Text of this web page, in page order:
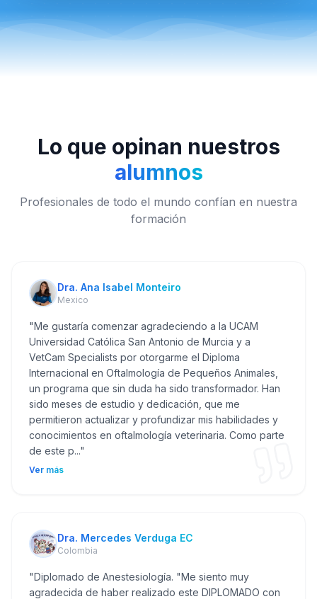
Lo que opinan nuestros
alumnos
Profesionales de todo el mundo confían en nuestra
formación
Dra. Ana Isabel Monteiro
Mexico
"Me gustaría comenzar agradeciendo a la UCAM
Universidad Católica San Antonio de Murcia y a
VetCam Specialists por otorgarme el Diploma
Internacional en Oftalmología de Pequeños Animales,
un programa que sin duda ha sido transformador. Han
sido meses de estudio y dedicación, que me
permitieron actualizar y profundizar mis habilidades y
conocimientos en oftalmología veterinaria. Como parte
de este p..."
Ver más
Dra. Mercedes Verduga EC
Colombia
"Diplomado de Anestesiología. "Me siento muy
agradecida de haber realizado este DIPLOMADO con